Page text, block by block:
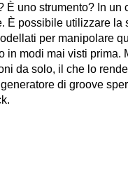
È uno strumento? In un
È possibile utilizzare la
per manipolare
in modi mai visti prima.
da solo, il che lo
di groove